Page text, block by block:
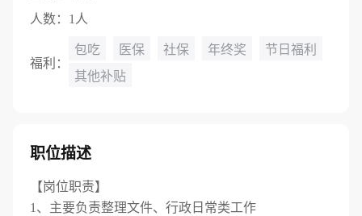
人数： 1人
福利：
包吃 医保 社保 年终奖
节日福利
其他补贴
职位描述
【岗位职责】
1、主要负责整理文件、行政日常类工作